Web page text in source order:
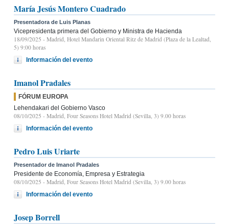
María Jesús Montero Cuadrado
Presentadora de Luis Planas
Vicepresidenta primera del Gobierno y Ministra de Hacienda
18/09/2025 - Madrid, Hotel Mandarin Oriental Ritz de Madrid (Plaza de la Lealtad,
5) 9:00 horas
Información del evento
Imanol Pradales
FÓRUM EUROPA
Lehendakari del Gobierno Vasco
08/10/2025 - Madrid, Four Seasons Hotel Madrid (Sevilla, 3) 9.00 horas
Información del evento
Pedro Luis Uriarte
Presentador de Imanol Pradales
Presidente de Economía, Empresa y Estrategia
08/10/2025 - Madrid, Four Seasons Hotel Madrid (Sevilla, 3) 9.00 horas
Información del evento
Josep Borrell